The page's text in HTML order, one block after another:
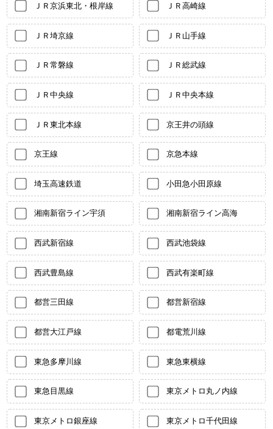
ＪＲ京浜東北・根岸線 ＪＲ高崎線
ＪＲ埼京線 ＪＲ山手線
ＪＲ常磐線 ＪＲ総武線
ＪＲ中央線 ＪＲ中央本線
ＪＲ東北本線 京王井の頭線
京王線 京急本線
埼玉高速鉄道 小田急小田原線
湘南新宿ライン宇須 湘南新宿ライン高海
西武新宿線 西武池袋線
西武豊島線 西武有楽町線
都営三田線 都営新宿線
都営大江戸線 都電荒川線
東急多摩川線 東急東横線
東急目黒線 東京メトロ丸ノ内線
東京メトロ銀座線 東京メトロ千代田線